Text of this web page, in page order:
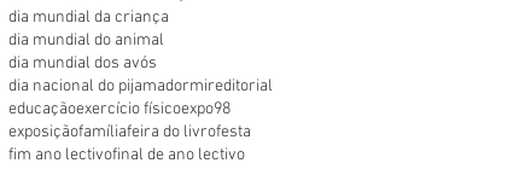
dia mundial da criança
dia mundial do animal
dia mundial dos avós
dia nacional do pijamadormireditorial
educaçãoexercício físicoexpo98
exposiçãofamíliafeira do livrofesta
fim ano lectivofinal de ano lectivo